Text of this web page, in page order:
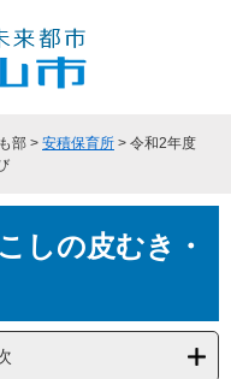
部 > 安積保育所 > 令和2年度
しの皮むき・